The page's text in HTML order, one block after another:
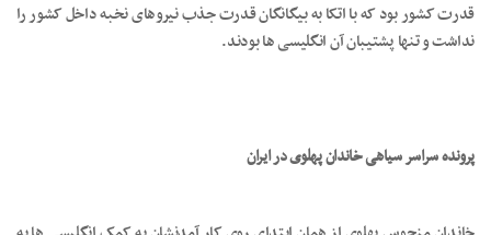
قدرت کشور بود که با اتکا به بیگانگان قدرت جذب نیروهای نخبه داخل کشور را
نداشت و تنها پشتیبان آن انگلیسی ها بودند.
پرونده سراسر سیاهی خاندان پهلوی در ایران